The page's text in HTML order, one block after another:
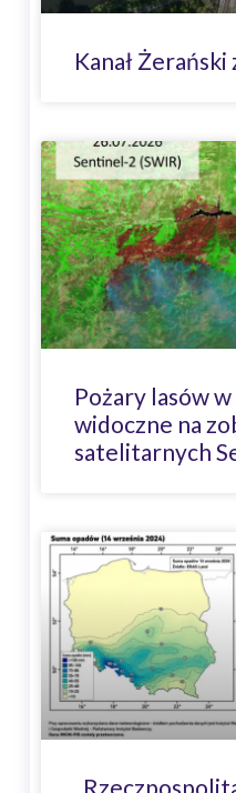
Kanał Żerański
Pożary lasów
widoczne na
satelitarnych